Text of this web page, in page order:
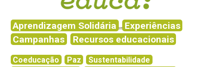
Aprendizagem Solidária
Experiências
Campanhas
Recursos educacionais
Coeducação Paz
Sustentabilidade